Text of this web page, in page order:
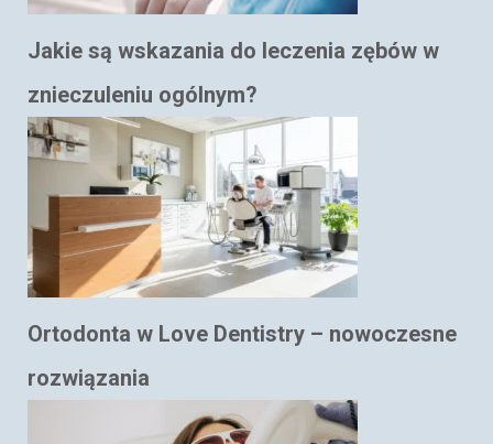
Jakie są wskazania do leczenia zębów w
znieczuleniu ogólnym?
Ortodonta w Love Dentistry – nowoczesne
rozwiązania